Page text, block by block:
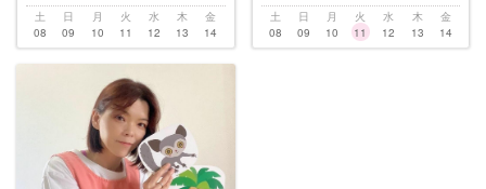
土
08
日
09
月
10
火
11
水
12
木
13
金
14
土
08
日
09
月
10
火
11
水
12
木
13
金
14